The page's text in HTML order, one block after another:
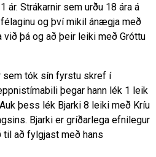
ár. Strákarnir sem urðu 18 ára á
og því mikil ánægja með
við þá og að þeir leiki með Gróttu
sem tók sín fyrstu skref í
þegar hann lék 1 leik
þess lék Bjarki 8 leiki með Kríu
Bjarki er gríðarlega efnilegur
til að fylgjast með hans